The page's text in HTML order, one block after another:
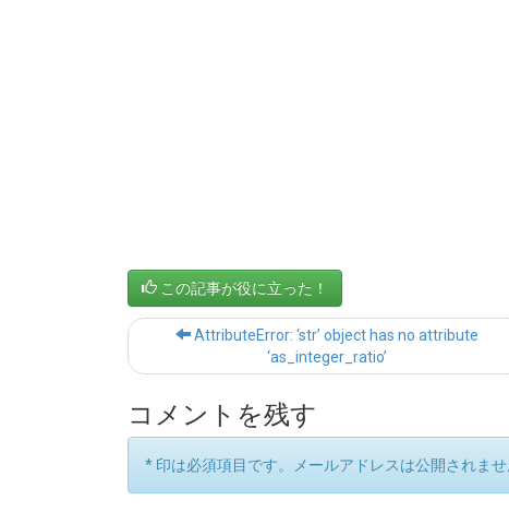
この記事が役に立った！
AttributeError: ‘str’ object has no attribute
‘as_integer_ratio’
コメントを残す
* 印は必須項目です。メールアドレスは公開されませ